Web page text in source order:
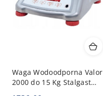
Waga Wodoodporna Valor
2000 do 15 Kg Stalgast